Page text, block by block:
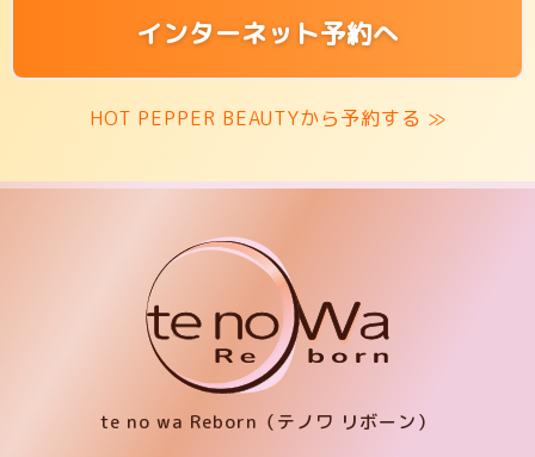
インターネット予約へ
HOT PEPPER BEAUTYから予約する ≫
te no wa Reborn（テノワ リボーン）